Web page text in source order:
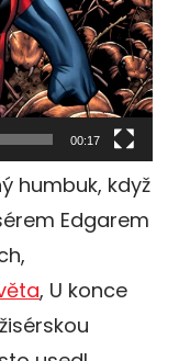
00:17
humbuk, když
Edgarem
, U konce